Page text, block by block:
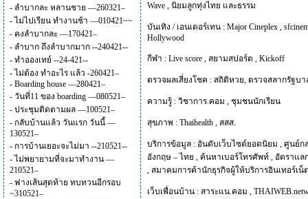
- ลำบากละ หลานชาย —260321–
- ไม่ไปเรียน ทำงานช้า —010421~~
- คงลำบากละ —170421–
- ลำบาก ถึงลำบากมาก --240421--
- ทำอองเทย์ --24-421--
- ไม่ต้อง ทำอะไร แล้ว -260421–
- Boarding house —280421–
- วันที่11 ของ boarding —080521–
- ประชุมติดตามผล —100521–
- กลับบ้านแล้ว วันแรก วันนี้ —
130521–
- การบ้านเยอะจะไม่มา --210521--
- ไม่พยายามที่จะมาทำงาน —
210521–
- ฟางเส้นสุดท้าย ทบทวนอีกรอบ
~310521–
Wave , นิยมลูกทุ่งไทย และธรรม
บันเทิง / เอนเตอร์เทน : Major Cineplex ,
Hollywood
กีฬา : Live score , สยามสปอร์ต , Kickoff
ตรวจผลเสี่ยงโชค : สถิติหวย, ตรวจสลากรัฐบา
ความรู้ : วิชาการ.คอม , ชุมชนนักเรียน
สุขภาพ : Thaihealth , สสส.
บริการข้อมูล : อันดับเว็บไซต์ยอดนิยม , ศูนย์ก
อังกฤษ – ไทย , ค้นหาเบอร์โทรศัพท์ , อัตราแล
, สมาคมการค้านักธุรกิจผู้ให้บริการอินเทอร์เน็
เว็บเพื่อนบ้าน : สาระแน.คอม ,